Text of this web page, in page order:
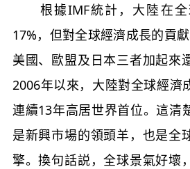
根據IMF統計，大陸在全
17%，但對全球經濟成長的貢
美國、歐盟及日本三者加起來
2006年以來，大陸對全球經濟
連續13年高居世界首位。這清
是新興市場的領頭羊，也是全
擎。換句話説，全球景氣好壞